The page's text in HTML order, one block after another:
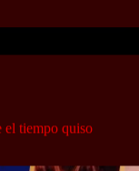
el tiempo quiso